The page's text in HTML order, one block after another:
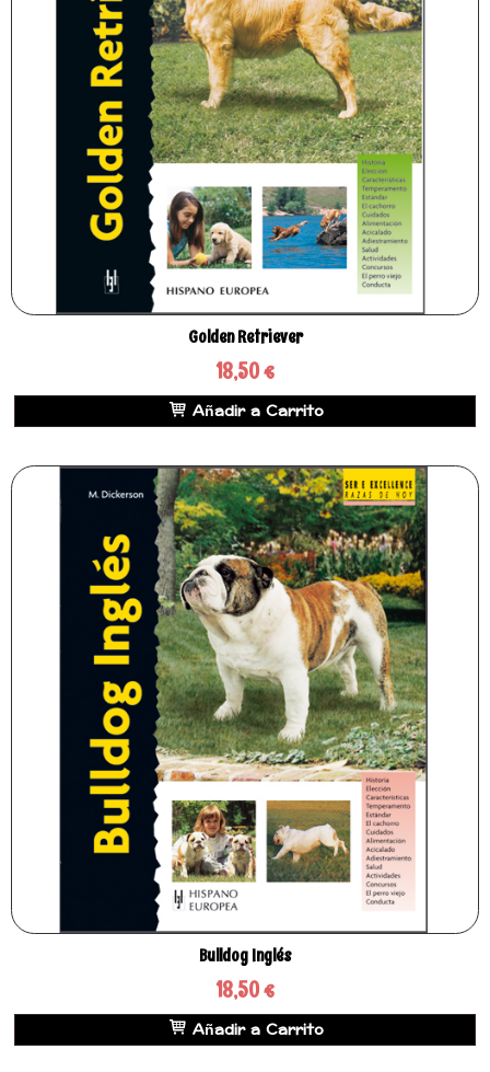
Golden Retriever
18,50 €
Añadir a Carrito
Bulldog Inglés
18,50 €
Añadir a Carrito